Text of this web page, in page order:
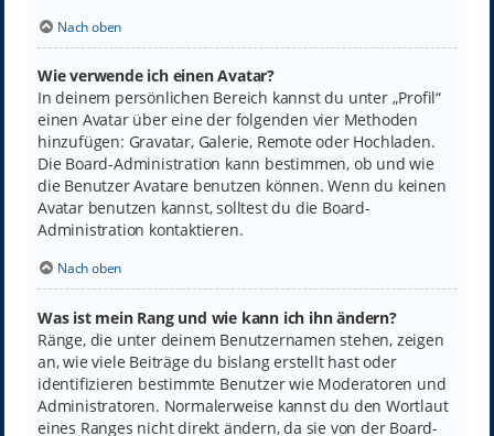
Nach oben
Wie verwende ich einen Avatar?
In deinem persönlichen Bereich kannst du unter „Profil“
einen Avatar über eine der folgenden vier Methoden
hinzufügen: Gravatar, Galerie, Remote oder Hochladen.
Die Board-Administration kann bestimmen, ob und wie
die Benutzer Avatare benutzen können. Wenn du keinen
Avatar benutzen kannst, solltest du die Board-
Administration kontaktieren.
Nach oben
Was ist mein Rang und wie kann ich ihn ändern?
Ränge, die unter deinem Benutzernamen stehen, zeigen
an, wie viele Beiträge du bislang erstellt hast oder
identifizieren bestimmte Benutzer wie Moderatoren und
Administratoren. Normalerweise kannst du den Wortlaut
eines Ranges nicht direkt ändern, da sie von der Board-